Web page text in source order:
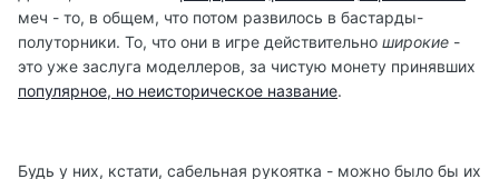
меч - то, в общем, что потом развилось в бастарды-
полуторники. То, что они в игре действительно широкие -
это уже заслуга моделлеров, за чистую монету принявших
популярное, но неисторическое название.
Будь у них, кстати, сабельная рукоятка - можно было бы их